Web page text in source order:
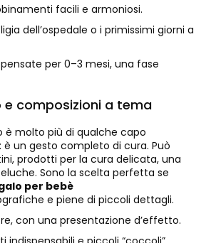
facili e armoniosi.
dell’ospedale o i primissimi giorni a
per 0–3 mesi, una fase
e composizioni a tema
è molto più di qualche capo
è un gesto completo di cura. Può
prodotti per la cura delicata, una
Sono la scelta perfetta se
per bebè
e piene di piccoli dettagli.
con una presentazione d’effetto.